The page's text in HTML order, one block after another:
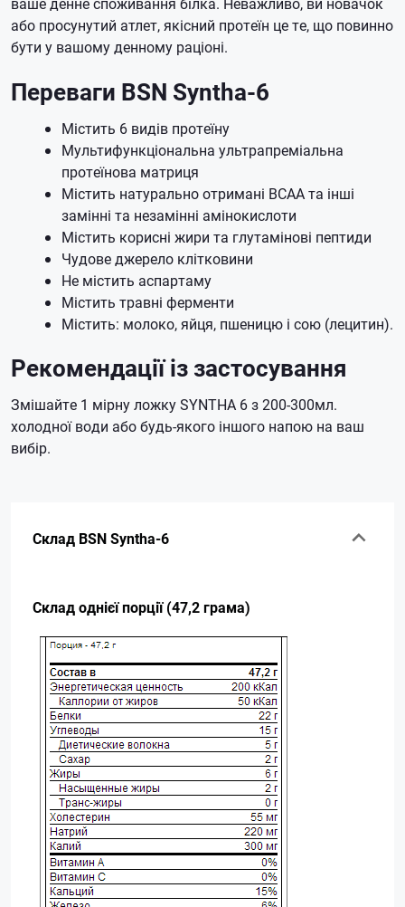
або просунутий атлет, якісний протеїн це те, що повинно
бути у вашому денному раціоні.
Переваги BSN Syntha-6
Містить 6 видів протеїну
Мультифункціональна ультрапреміальна
протеїнова матриця
Містить натурально отримані BCAA та інші
замінні та незамінні амінокислоти
Містить корисні жири та глутамінові пептиди
Чудове джерело клітковини
Не містить аспартаму
Містить травні ферменти
Містить: молоко, яйця, пшеницю і сою (лецитин).
Рекомендації із застосування
Змішайте 1 мірну ложку SYNTHA 6 з 200-300мл.
холодної води або будь-якого іншого напою на ваш
вибір.
Склад BSN Syntha-6
Склад однієї порції (47,2 грама)